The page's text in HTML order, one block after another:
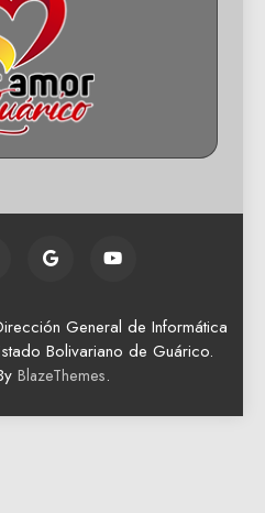
General de Informática
Bolivariano de Guárico.
BlazeThemes.